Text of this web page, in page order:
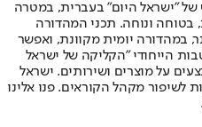
של "ישראל היום" בעברית, במטרה
בטוחה ונוחה. תכני המהדורה
במהדורה יומית מקוונת, ואפשר
הייחודי "הקליקה של ישראל
על מוצרים ושירותים. ישראל
לשיפור מקהל הקוראים. פנו אלינו